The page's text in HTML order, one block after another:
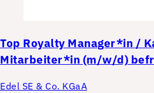
Top Royalty Manager*in /
Mitarbeiter*in (m/w/d)
Edel SE & Co. KGaA